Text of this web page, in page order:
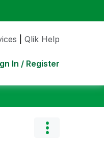
Qlik Help
In / Register